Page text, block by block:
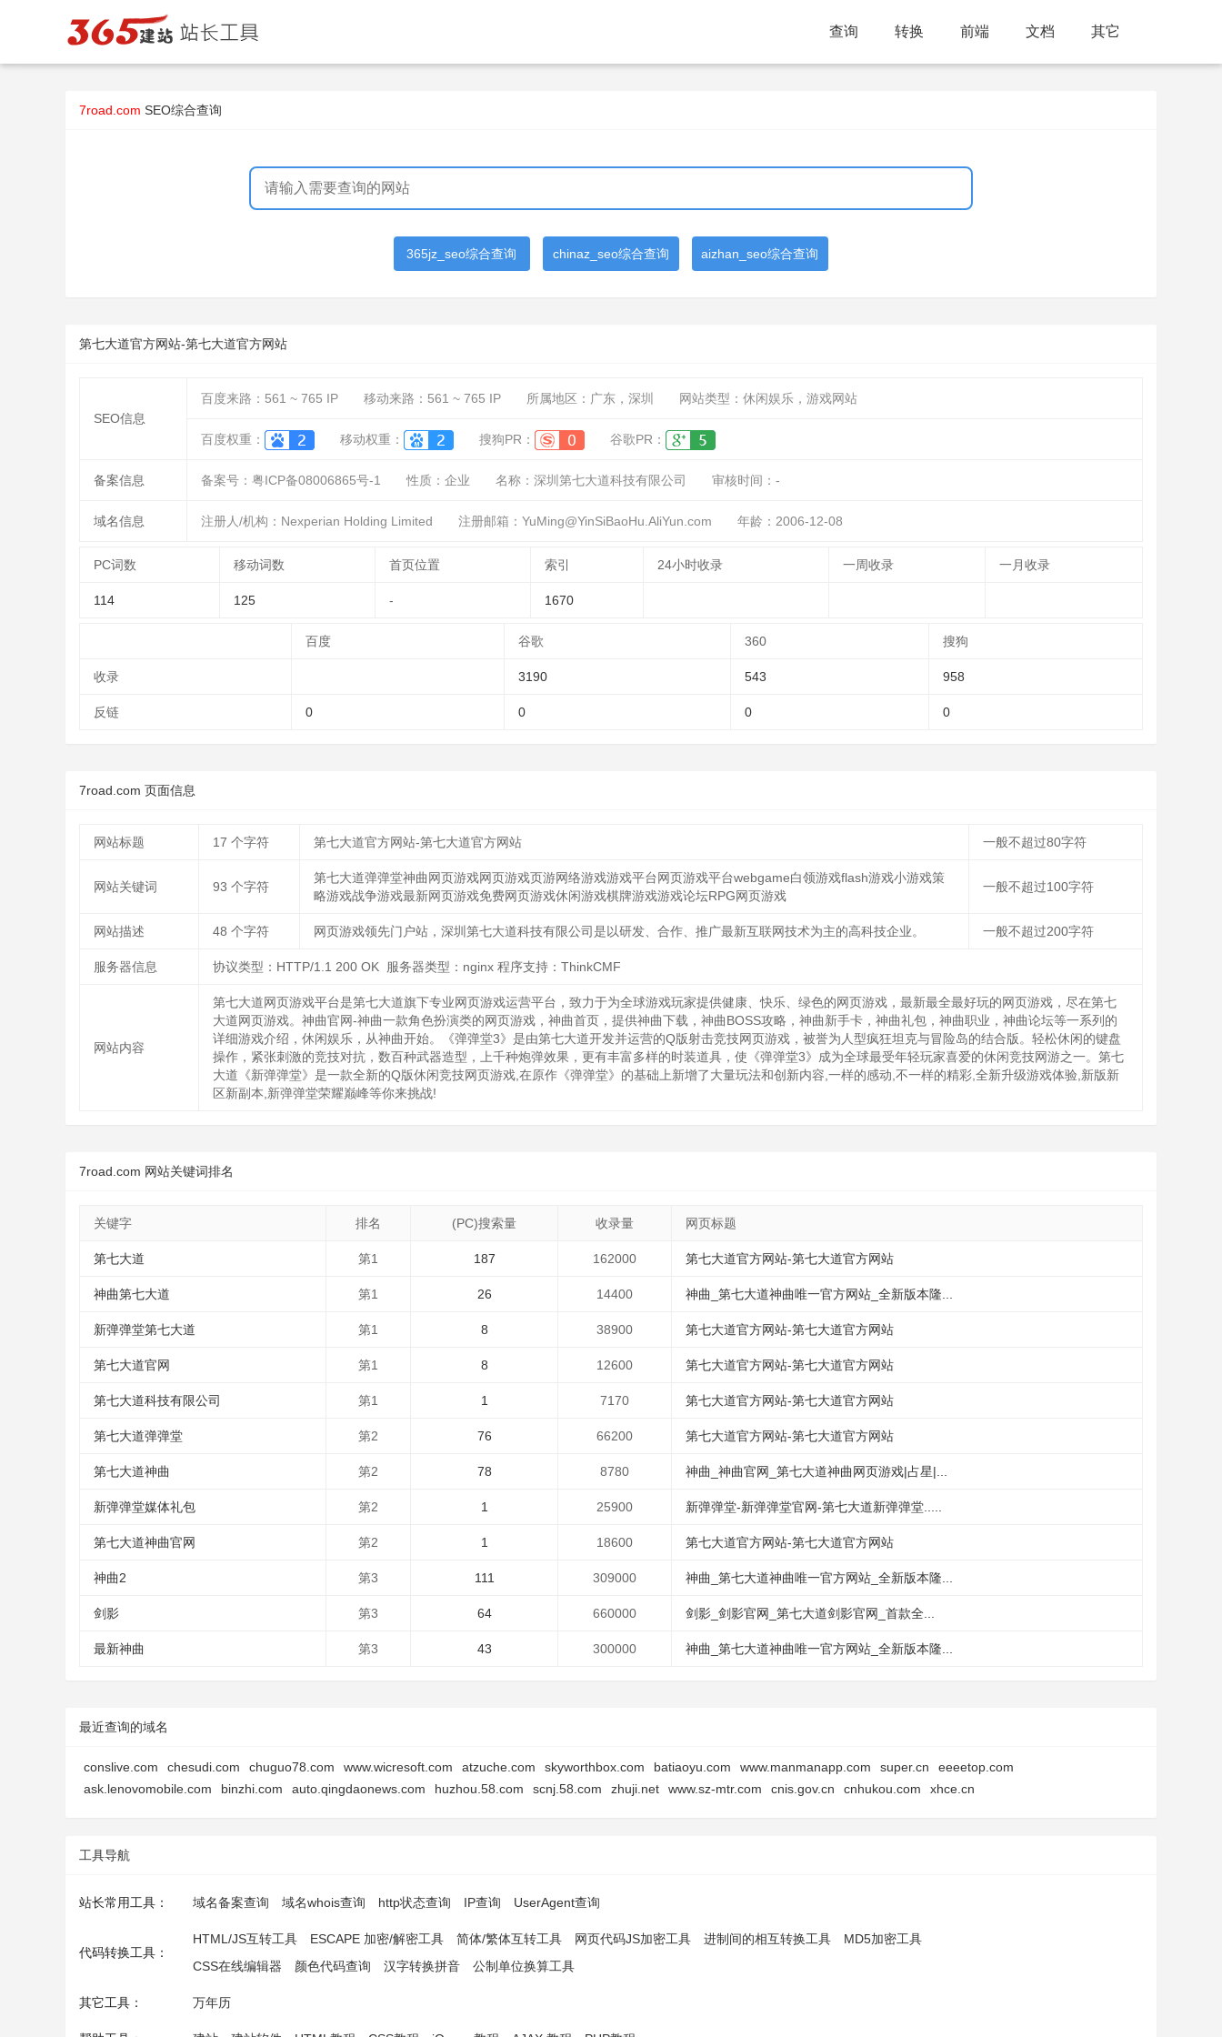
查询 转换 前端 文档 其它
7road.com SEO综合查询
365jz_seo综合查询 chinaz_seo综合查询 aizhan_seo综合查询
第七大道官方网站-第七大道官方网站
SEO信息
百度来路： 561 ~ 765 IP 移动来路： 561 ~ 765 IP 所属地区：广东，深圳 网站类型：休闲娱乐，游戏网站
百度权重： 移动权重： 搜狗PR： 谷歌PR：
备案信息 备案号：粤ICP备08006865号-1 性质： 企业 名称： 深圳第七大道科技有限公司 审核时间： -
域名信息 注册人/机构：Nexperian Holding Limited 注册邮箱：YuMing@YinSiBaoHu.AliYun.com 年龄：2006-12-08
PC词数 移动词数 首页位置 索引 24小时收录 一周收录 一月收录
114 125 - 1670
百度 谷歌 360 搜狗
收录 3190 543 958
反链 0 0 0 0
7road.com 页面信息
网站标题 17 个字符 第七大道官方网站-第七大道官方网站 一般不超过80字符
网站关键词 93 个字符
第七大道弹弹堂神曲网页游戏网页游戏页游网络游戏游戏平台网页游戏平台webgame白领游戏flash游戏小游戏策
略游戏战争游戏最新网页游戏免费网页游戏休闲游戏棋牌游戏游戏论坛RPG网页游戏
一般不超过100字符
网站描述 48 个字符 网页游戏领先门户站，深圳第七大道科技有限公司是以研发、合作、推广最新互联网技术为主的高科技企业。 一般不超过200字符
服务器信息 协议类型：HTTP/1.1 200 OK 服务器类型：nginx 程序支持：ThinkCMF
网站内容
第七大道网页游戏平台是第七大道旗下专业网页游戏运营平台，致力于为全球游戏玩家提供健康、快乐、绿色的网页游戏，最新最全最好玩的网页游戏，尽在第七
大道网页游戏。神曲官网-神曲一款角色扮演类的网页游戏，神曲首页，提供神曲下载，神曲BOSS攻略，神曲新手卡，神曲礼包，神曲职业，神曲论坛等一系列的
详细游戏介绍，休闲娱乐，从神曲开始。《弹弹堂3》是由第七大道开发并运营的Q版射击竞技网页游戏，被誉为人型疯狂坦克与冒险岛的结合版。轻松休闲的键盘
操作，紧张刺激的竞技对抗，数百种武器造型，上千种炮弹效果，更有丰富多样的时装道具，使《弹弹堂3》成为全球最受年轻玩家喜爱的休闲竞技网游之一。第七
大道《新弹弹堂》是一款全新的Q版休闲竞技网页游戏,在原作《弹弹堂》的基础上新增了大量玩法和创新内容,一样的感动,不一样的精彩,全新升级游戏体验,新版新
区新副本,新弹弹堂荣耀巅峰等你来挑战!
7road.com 网站关键词排名
关键字 排名 (PC)搜索量 收录量 网页标题
第七大道 第1 187 162000 第七大道官方网站-第七大道官方网站
神曲第七大道 第1 26 14400 神曲_第七大道神曲唯一官方网站_全新版本隆...
新弹弹堂第七大道 第1 8 38900 第七大道官方网站-第七大道官方网站
第七大道官网 第1 8 12600 第七大道官方网站-第七大道官方网站
第七大道科技有限公司 第1 1 7170 第七大道官方网站-第七大道官方网站
第七大道弹弹堂 第2 76 66200 第七大道官方网站-第七大道官方网站
第七大道神曲 第2 78 8780 神曲_神曲官网_第七大道神曲网页游戏|占星|...
新弹弹堂媒体礼包 第2 1 25900 新弹弹堂-新弹弹堂官网-第七大道新弹弹堂.....
第七大道神曲官网 第2 1 18600 第七大道官方网站-第七大道官方网站
神曲2 第3 111 309000 神曲_第七大道神曲唯一官方网站_全新版本隆...
剑影 第3 64 660000 剑影_剑影官网_第七大道剑影官网_首款全...
最新神曲 第3 43 300000 神曲_第七大道神曲唯一官方网站_全新版本隆...
最近查询的域名
conslive.com chesudi.com chuguo78.com www.wicresoft.com atzuche.com skyworthbox.com batiaoyu.com www.manmanapp.com super.cn
eeeetop.com
ask.lenovomobile.com
binzhi.com auto.qingdaonews.com huzhou.58.com scnj.58.com zhuji.net www.sz-mtr.com cnis.gov.cn cnhukou.com xhce.cn
工具导航
站长常用工具： 域名备案查询 域名whois查询 http状态查询 IP查询 UserAgent查询
代码转换工具：
HTML/JS互转工具 ESCAPE 加密/解密工具 简体/繁体互转工具 网页代码JS加密工具 进制间的相互转换工具
MD5加密工具
CSS在线编辑器
颜色代码查询 汉字转换拼音 公制单位换算工具
其它工具： 万年历